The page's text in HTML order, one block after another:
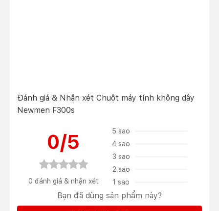
Đánh giá & Nhận xét Chuột máy tính không dây
Newmen F300s
0/5
0 đánh giá & nhận xét
5 sao
4 sao
3 sao
2 sao
1 sao
Bạn đã dùng sản phẩm này?